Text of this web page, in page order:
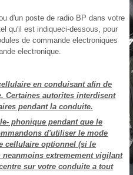
d'un poste de radio BP dans votre
qu'il est indiqueci-dessous, pour
de commande electroniques
electronique.
en conduisant afin de
Certaines autorites interdisent
pendant la conduite.
phonique pendant que le
d'utiliser le mode
cellulaire optionnel (si le
neanmoins extremement vigilant
sur votre conduite a tout